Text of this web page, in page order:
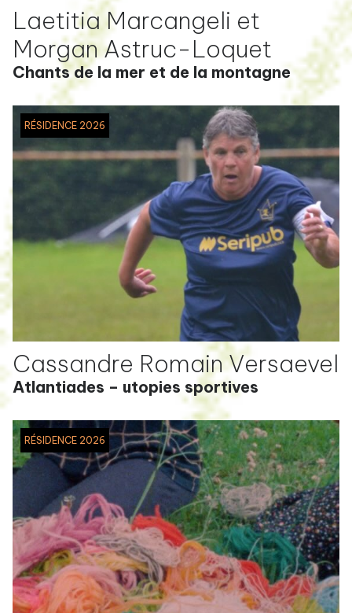
Laetitia Marcangeli et
Morgan Astruc-Loquet
Chants de la mer et de la montagne
RÉSIDENCE 2026
Cassandre Romain Versaevel
Atlantiades – utopies sportives
RÉSIDENCE 2026